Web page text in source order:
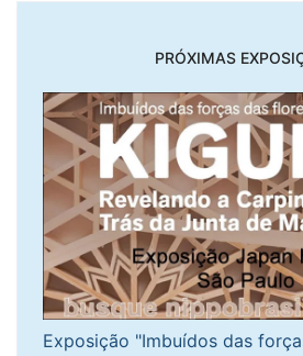
PRÓXIMAS
Exposição "Imbuídos das